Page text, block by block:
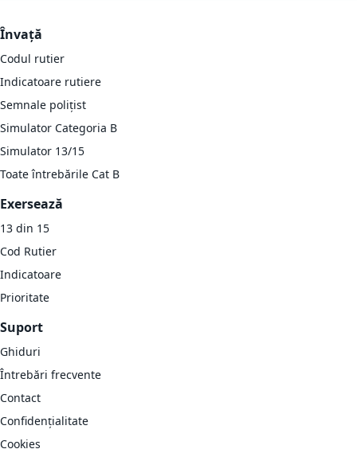
Învață
Codul rutier
Indicatoare rutiere
Semnale polițist
Simulator Categoria B
Simulator 13/15
Toate întrebările Cat B
Exersează
13 din 15
Cod Rutier
Indicatoare
Prioritate
Suport
Ghiduri
Întrebări frecvente
Contact
Confidențialitate
Cookies